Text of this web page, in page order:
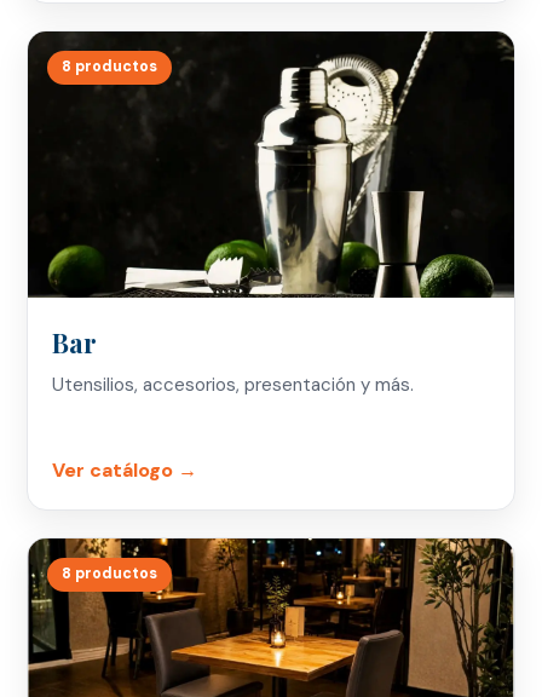
8 productos
Bar
Utensilios, accesorios, presentación y más.
Ver catálogo →
8 productos